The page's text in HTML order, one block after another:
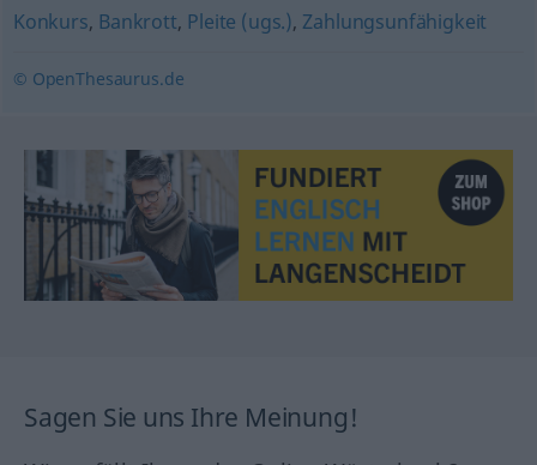
Konkurs, Bankrott, Pleite (ugs.), Zahlungsunfähigkeit
© OpenThesaurus.de
Sagen Sie uns Ihre Meinung!